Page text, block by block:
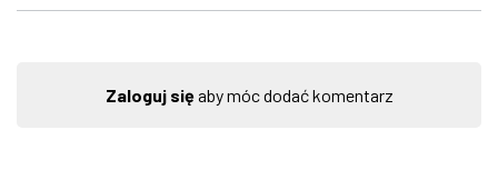
Zaloguj sięaby móc dodać komentarz